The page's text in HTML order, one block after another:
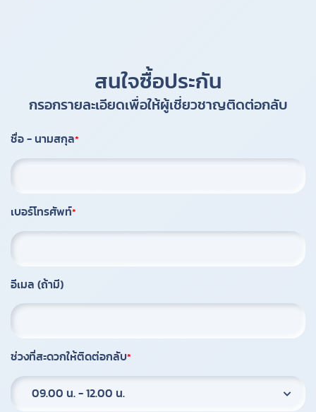
สนใจซื้อประกัน
กรอกรายละเอียดเพื่อให้ผู้เชี่ยวชาญติดต่อกลับ
ชื่อ - นามสกุล
เบอร์โทรศัพท์
อีเมล (ถ้ามี)
ช่วงที่สะดวกให้ติดต่อกลับ
09.00 น. - 12.00 น.